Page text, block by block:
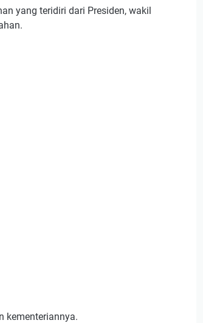
yang teridiri dari Presiden, wakil
kementeriannya.